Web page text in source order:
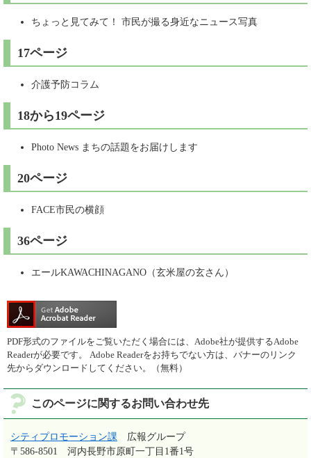
ちょっと見てみて！ 市民が撮る身近なニュース写真
17ページ
介護予防コラム
18から19ページ
Photo News まちの話題をお届けします
20ページ
FACE市民の横顔
36ページ
エールKAWACHINAGANO（玄米屋の玄さん）
PDF形式のファイルをご覧いただく場合には、Adobe社が提供するAdobe
Readerが必要です。
Adobe Readerをお持ちでない方は、バナーのリンク
先からダウンロードしてください。（無料）
このページに関するお問い合わせ先
シティプロモーション課
広報グループ
〒586-8501
河内長野市原町一丁目1番1号